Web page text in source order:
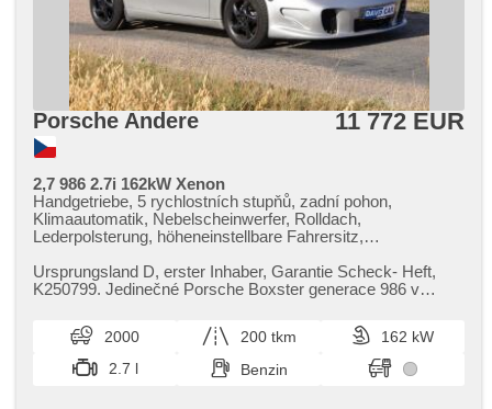
Porsche Andere 11 772 EUR
2,7 986 2.7i 162kW Xenon
Handgetriebe, 5 rychlostních stupňů, zadní pohon,
Klimaautomatik, Nebelscheinwerfer, Rolldach,
Lederpolsterung, höheneinstellbare Fahrersitz,
4x Airbag, Lenkrad einstellbar, El. Vorderscheiben, Getönte
Scheiben, beheizte Spiegel, El. Spiegel, Zentralverriegelung,
GPS Sicherung, Servolenkung, dojezdové rezervní kolo,
erfüllt 'EURO III'
Ursprungsland D,​ erster Inhaber,​ Garantie Scheck​- Heft,​
K250799. Jedinečné Porsche Boxster generace 986 v
2000 200 tkm
162 kW
2.7 l
Benzin